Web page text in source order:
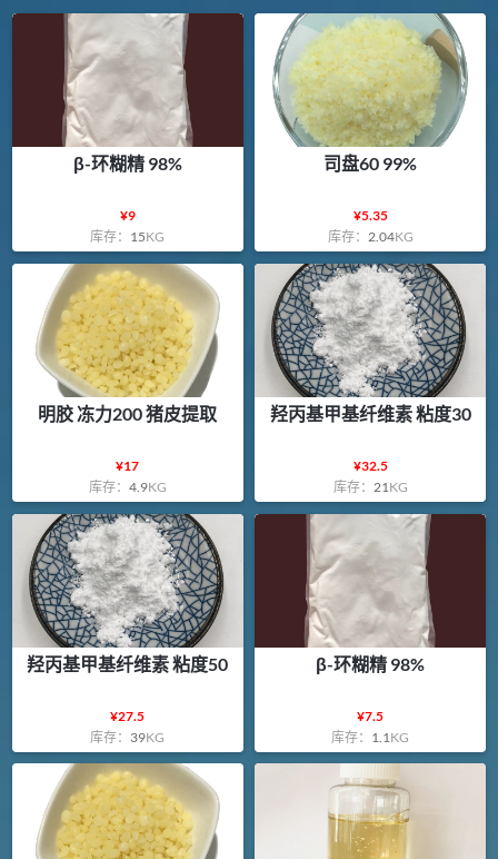
β-环糊精 98%
¥9
库存： 15KG
司盘60 99%
¥5.35
库存： 2.04KG
明胶 冻力200 猪皮提取
¥17
库存： 4.9KG
羟丙基甲基纤维素 粘度30
¥32.5
库存： 21 KG
羟丙基甲基纤维素 粘度50
¥27.5
库存： 39KG
β-环糊精 98%
¥7.5
库存： 1.1 KG